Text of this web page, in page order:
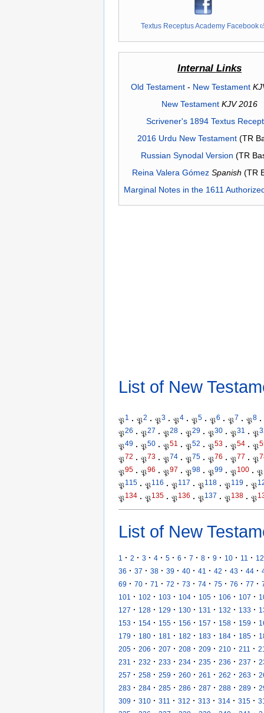
Textus Receptus Academy Facebook
Internal Links
Old Testament- New Testament
New Testament KJV 2016
Scrivener's 1894 Textus
2016 Urdu New Testament(TR
Russian Synodal Version (TR
Reina Valera Gómez Spanish (TR
Marginal Notes in the 1611
List of New
𝔓1 · 𝔓2 · 𝔓3 · 𝔓4 · 𝔓5 · 𝔓6 · 𝔓7 · 𝔓8 ·
𝔓26 · 𝔓27 · 𝔓28 · 𝔓29 · 𝔓30 · 𝔓31 · 𝔓
𝔓49 · 𝔓50 · 𝔓51 · 𝔓52 · 𝔓53 · 𝔓54 · 𝔓
𝔓72 · 𝔓73 · 𝔓74 · 𝔓75 · 𝔓76 · 𝔓77 · 𝔓
𝔓95 · 𝔓96 · 𝔓97 · 𝔓98 · 𝔓99 · 𝔓100 · 𝔓
𝔓115 · 𝔓116 · 𝔓117 · 𝔓118 · 𝔓119 · 𝔓
𝔓134 · 𝔓135 · 𝔓136 · 𝔓137 · 𝔓138 · 𝔓
List of New
1 · 2 · 3 · 4 · 5 · 6 · 7 · 8 · 9 · 10 · 11 · 12
36 · 37 · 38 · 39 · 40 · 41 · 42 · 43 · 44 ·
69 · 70 · 71 · 72 · 73 · 74 · 75 · 76 · 77 ·
101
· 102 · 103 · 104 · 105 · 106 · 107 ·
127 · 128 · 129 · 130 · 131 · 132 · 133 ·
153 · 154 · 155 · 156 · 157 · 158 · 159 ·
179 · 180 · 181 · 182 · 183 · 184 · 185 ·
205 · 206 · 207 · 208 · 209 · 210 · 211 ·
231
· 232 · 233 · 234 · 235 · 236 · 237 ·
257 · 258 · 259 · 260 · 261 · 262 · 263 ·
283 · 284 · 285 · 286 · 287 · 288 · 289 ·
309 · 310 · 311 · 312 · 313 · 314 · 315 ·